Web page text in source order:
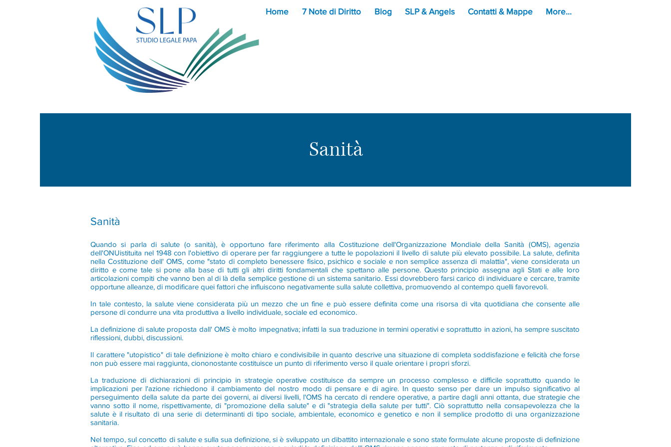
Home 7 Note di Diritto Blog SLP & Angels Contatti & Mappe More...
Sanità
Sanità
Quando si parla di salute (o sanità), è opportuno fare riferimento alla Costituzione dell'Organizzazione Mondiale della Sanità (OMS), agenzia
dell'ONUistituita nel 1948 con l'obiettivo di operare per far raggiungere a tutte le popolazioni il livello di salute più elevato possibile. La salute, definita
nella Costituzione dell' OMS, come "stato di completo benessere fisico, psichico e sociale e non semplice assenza di malattia", viene considerata un
diritto e come tale si pone alla base di tutti gli altri diritti fondamentali che spettano alle persone. Questo principio assegna agli Stati e alle loro
articolazioni compiti che vanno ben al di là della semplice gestione di un sistema sanitario. Essi dovrebbero farsi carico di individuare e cercare, tramite
opportune alleanze, di modificare quei fattori che influiscono negativamente sulla salute collettiva, promuovendo al contempo quelli favorevoli.
In tale contesto, la salute viene considerata più un mezzo che un fine e può essere definita come una risorsa di vita quotidiana che consente alle
persone di condurre una vita produttiva a livello individuale, sociale ed economico.
La definizione di salute proposta dall' OMS è molto impegnativa; infatti la sua traduzione in termini operativi e soprattutto in azioni, ha sempre suscitato
riflessioni, dubbi, discussioni.
Il carattere "utopistico" di tale definizione è molto chiaro e condivisibile in quanto descrive una situazione di completa soddisfazione e felicità che forse
non può essere mai raggiunta, ciononostante costituisce un punto di riferimento verso il quale orientare i propri sforzi.
La traduzione di dichiarazioni di principio in strategie operative costituisce da sempre un processo complesso e difficile soprattutto quando le
implicazioni per l'azione richiedono il cambiamento del nostro modo di pensare e di agire. In questo senso per dare un impulso significativo al
perseguimento della salute da parte dei governi, ai diversi livelli, l'OMS ha cercato di rendere operative, a partire dagli anni ottanta, due strategie che
vanno sotto il nome, rispettivamente, di "promozione della salute" e di "strategia della salute per tutti". Ciò soprattutto nella consapevolezza che la
salute è il risultato di una serie di determinanti di tipo sociale, ambientale, economico e genetico e non il semplice prodotto di una organizzazione
sanitaria.
Nel tempo, sul concetto di salute e sulla sua definizione, si è sviluppato un dibattito internazionale e sono state formulate alcune proposte di definizione